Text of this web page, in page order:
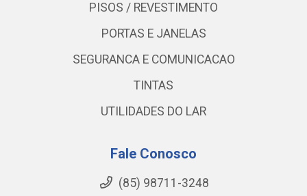
PISOS / REVESTIMENTO
PORTAS E JANELAS
SEGURANCA E COMUNICACAO
TINTAS
UTILIDADES DO LAR
Fale Conosco
(85) 98711-3248